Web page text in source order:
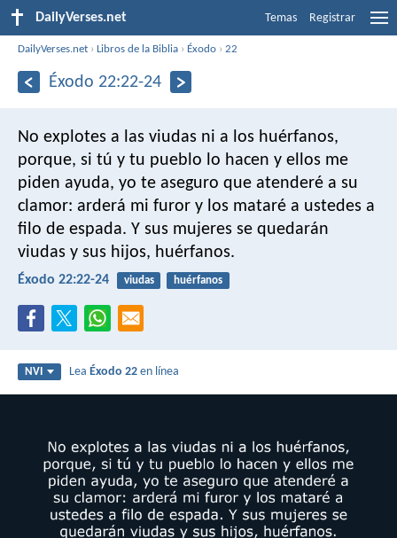
DailyVerses.net Temas Registrar
DailyVerses.net ›Libros de la Biblia › Éxodo ›22
Éxodo 22:22-24
No explotes a las viudas ni a los huérfanos,
porque, si tú y tu pueblo lo hacen y ellos me
piden ayuda, yo te aseguro que atenderé a su
clamor: arderá mi furor y los mataré a ustedes a
filo de espada. Y sus mujeres se quedarán
viudas y sus hijos, huérfanos.
Éxodo 22:22-24 viudas huérfanos
NVI LeaÉxodo 22 en línea